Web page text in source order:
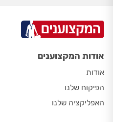
אודות המקצוענים
אודות
הפיקוח שלנו
האפליקציה שלנו